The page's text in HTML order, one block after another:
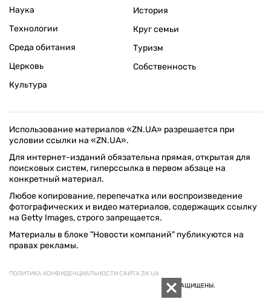
Наука
Технологии
Среда обитания
Церковь
Культура
История
Круг семьи
Туризм
Собственность
Использование материалов «ZN.UA» разрешается при
условии ссылки на «ZN.UA».
Для интернет-изданий обязательна прямая, открытая для
поисковых систем, гиперссылка в первом абзаце на
конкретный материал.
Любое копирование, перепечатка или воспроизведение
фотографических и видео материалов, содержащих ссылку
на Getty Images, строго запрещается.
Материалы в блоке "Новости компаний" публикуются на
правах рекламы.
ПОЛИТИКА КОНФИДЕНЦИАЛЬНОСТИ САЙТА ZN.UA
© 1994–2026 «ЗЕРКАЛО НЕДЕЛИ. УКРАИНА». ВСЕ ПРАВА ЗАЩИЩЕНЫ.